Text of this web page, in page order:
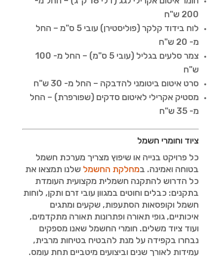
200 ש"ח
לוח בידוד קלקר (פוליסטירן) עובי 5 ס"מ – החל
מ- 20 ש"ח
צמר סלעים בגליל (עובי 5 ס"מ) – החל מ- 100
ש"ח
סרט איטום ביטומני להדבקה – החל מ- 30 ש"ח
מסטיק אקרילי לאיטום סדקים (שפורפרת) – החל
מ- 35 ש"ח
ציוד וחומרי חשמל
כל פרויקט בנייה או שיפוץ מצריך מערכת חשמל
בטוחה ואמינה. במחלקת החשמל שלנו תמצאו את
כל הדרוש להתקנה חשמלית מקצועית העומדת
בתקנים: כבלים וחוטים במגוון עובי זרם ותקן, לוחות
חשמל וקופסאות הסתעפות, שקעים ומתגים
איכותיים, גופי תאורה ופתרונות תאורה מתקדמים,
ועוד ציוד משלים. חומרי החשמל שאנו מספקים
נבחרו בקפידה על מנת להבטיח בטיחות מרבית,
עמידות לאורך שנים וביצועים מיטביים תחת עומס.